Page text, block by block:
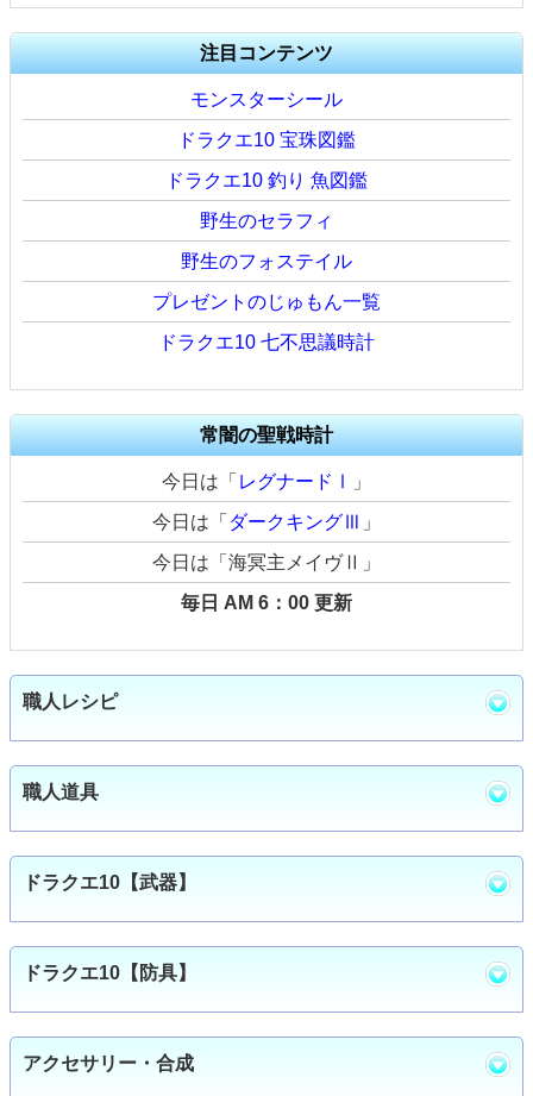
注目コンテンツ
モンスターシール
ドラクエ10 宝珠図鑑
ドラクエ10 釣り 魚図鑑
野生のセラフィ
野生のフォステイル
プレゼントのじゅもん一覧
ドラクエ10 七不思議時計
常闇の聖戦時計
今日は「 レグナードⅠ
」
今日は「 ダークキングⅢ 」
今日は「海冥主メイヴⅡ」
毎日 AM 6：00 更新
職人レシピ
職人道具
ドラクエ10【武器】
ドラクエ10【防具】
アクセサリー・合成